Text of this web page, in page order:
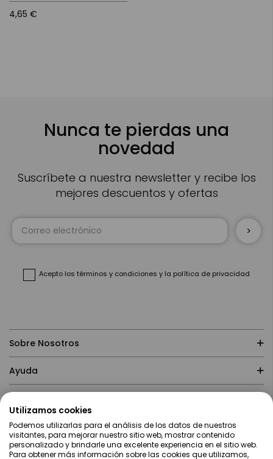
4,65 €
Nunca te pierdas una
novedad
Suscríbete a nuestra newsletter y recibe los
mejores descuentos y ofertas
Acepto los términos y condiciones y la política de privacidad
Sobre Nosotros
Ayuda
Contacto
Utilizamos cookies
Podemos utilizarlas para el análisis de los datos de nuestros
visitantes, para mejorar nuestro sitio web, mostrar contenido
personalizado y brindarle una excelente experiencia en el sitio web.
Para obtener más información sobre las cookies que utilizamos,